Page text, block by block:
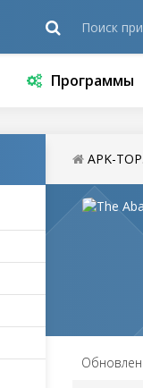
Программы
APK-